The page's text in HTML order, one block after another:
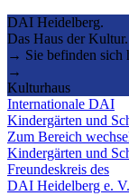
DAI Heidelberg.
Das Haus der Kultur.
→ Sie befinden sich
→
Kulturhaus
Internationale DAI
Kindergärten und
Zum Bereich
Kindergärten und
Freundeskreis des
DAI Heidelberg e.